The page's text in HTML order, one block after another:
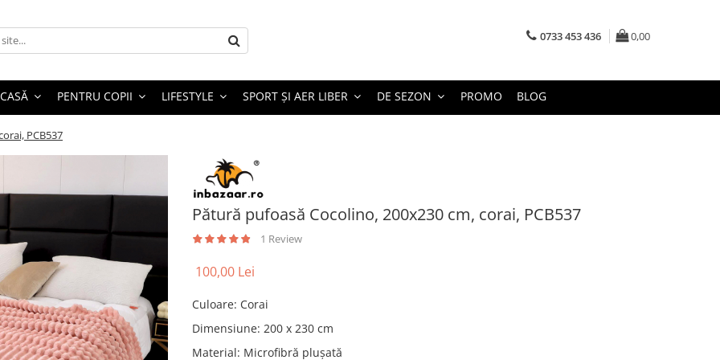
0733 453 436 0,00
PENTRU COPII LIFESTYLE SPORT ȘI AER LIBER DE SEZON PROMO BLOG
PCB537
Pătură pufoasă Cocolino, 200x230 cm, corai, PCB537
1 Review
100,00 Lei
Culoare: Corai
Dimensiune: 200 x 230 cm
Material: Microfibră plușată